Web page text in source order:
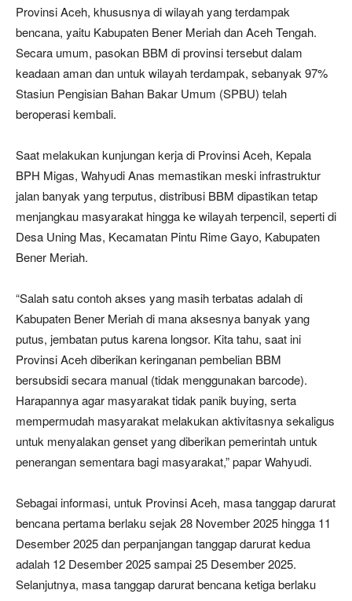
Provinsi Aceh, khususnya di wilayah yang terdampak
bencana, yaitu Kabupaten Bener Meriah dan Aceh Tengah.
Secara umum, pasokan BBM di provinsi tersebut dalam
keadaan aman dan untuk wilayah terdampak, sebanyak 97%
Stasiun Pengisian Bahan Bakar Umum (SPBU) telah
beroperasi kembali.
Saat melakukan kunjungan kerja di Provinsi Aceh, Kepala
BPH Migas, Wahyudi Anas memastikan meski infrastruktur
jalan banyak yang terputus, distribusi BBM dipastikan tetap
menjangkau masyarakat hingga ke wilayah terpencil, seperti di
Desa Uning Mas, Kecamatan Pintu Rime Gayo, Kabupaten
Bener Meriah.
“Salah satu contoh akses yang masih terbatas adalah di
Kabupaten Bener Meriah di mana aksesnya banyak yang
putus, jembatan putus karena longsor. Kita tahu, saat ini
Provinsi Aceh diberikan keringanan pembelian BBM
bersubsidi secara manual (tidak menggunakan barcode).
Harapannya agar masyarakat tidak panik buying, serta
mempermudah masyarakat melakukan aktivitasnya sekaligus
untuk menyalakan genset yang diberikan pemerintah untuk
penerangan sementara bagi masyarakat,” papar Wahyudi.
Sebagai informasi, untuk Provinsi Aceh, masa tanggap darurat
bencana pertama berlaku sejak 28 November 2025 hingga 11
Desember 2025 dan perpanjangan tanggap darurat kedua
adalah 12 Desember 2025 sampai 25 Desember 2025.
Selanjutnya, masa tanggap darurat bencana ketiga berlaku